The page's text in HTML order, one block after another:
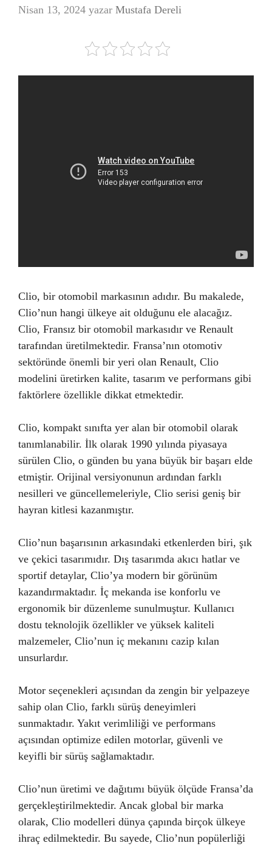
Nisan 13, 2024 yazar Mustafa Dereli
Clio, bir otomobil markasının adıdır. Bu makalede,
Clio’nun hangi ülkeye ait olduğunu ele alacağız.
Clio, Fransız bir otomobil markasıdır ve Renault
tarafından üretilmektedir. Fransa’nın otomotiv
sektöründe önemli bir yeri olan Renault, Clio
modelini üretirken kalite, tasarım ve performans gibi
faktörlere özellikle dikkat etmektedir.
Clio, kompakt sınıfta yer alan bir otomobil olarak
tanımlanabilir. İlk olarak 1990 yılında piyasaya
sürülen Clio, o günden bu yana büyük bir başarı elde
etmiştir. Orijinal versiyonunun ardından farklı
nesilleri ve güncellemeleriyle, Clio serisi geniş bir
hayran kitlesi kazanmıştır.
Clio’nun başarısının arkasındaki etkenlerden biri, şık
ve çekici tasarımıdır. Dış tasarımda akıcı hatlar ve
sportif detaylar, Clio’ya modern bir görünüm
kazandırmaktadır. İç mekanda ise konforlu ve
ergonomik bir düzenleme sunulmuştur. Kullanıcı
dostu teknolojik özellikler ve yüksek kaliteli
malzemeler, Clio’nun iç mekanını cazip kılan
unsurlardır.
Motor seçenekleri açısından da zengin bir yelpazeye
sahip olan Clio, farklı sürüş deneyimleri
sunmaktadır. Yakıt verimliliği ve performans
açısından optimize edilen motorlar, güvenli ve
keyifli bir sürüş sağlamaktadır.
Clio’nun üretimi ve dağıtımı büyük ölçüde Fransa’da
gerçekleştirilmektedir. Ancak global bir marka
olarak, Clio modelleri dünya çapında birçok ülkeye
ihraç edilmektedir. Bu sayede, Clio’nun popülerliği